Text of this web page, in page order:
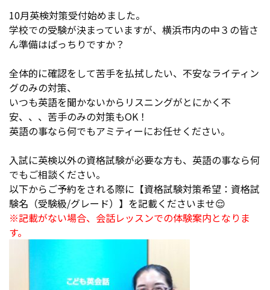
10月英検対策受付始めました。
学校での受験が決まっていますが、横浜市内の中３の皆さ
ん準備はばっちりですか？
全体的に確認をして苦手を払拭したい、不安なライティン
グのみの対策、
いつも英語を聞かないからリスニングがとにかく不
安、、、苦手のみの対策もOK！
英語の事なら何でもアミティーにお任せください。
入試に英検以外の資格試験が必要な方も、英語の事なら何
でもご相談ください。
以下からご予約をされる際に【資格試験対策希望：資格試
験名（受験級/グレード）】を記載くださいませ😌
※記載がない場合、会話レッスンでの体験案内となりま
す。